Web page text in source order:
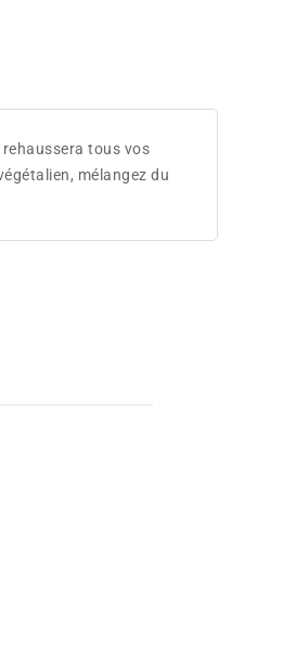
tous vos
mélangez du